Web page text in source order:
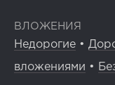
ВЛОЖЕНИЯ
Недорогие •
вложениями •